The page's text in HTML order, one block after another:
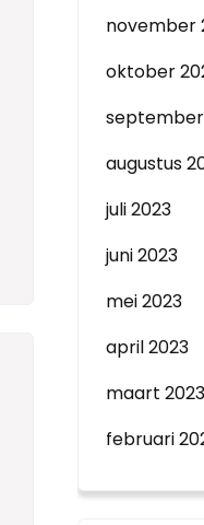
november
oktober
augustus
juli 2023
juni 2023
mei 2023
april 2023
maart 2023
februari